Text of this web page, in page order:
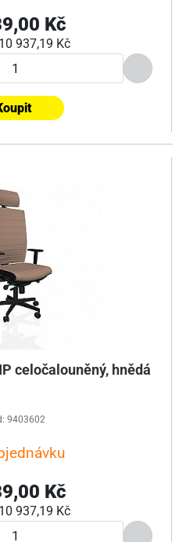
Kč
10 937,19 Kč
celočalouněný, hnědá
9403602
Kč
10 937,19 Kč